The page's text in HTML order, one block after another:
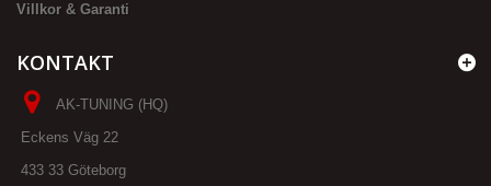
Villkor & Garanti
KONTAKT
AK-TUNING (HQ)
Eckens Väg 22
433 33 Göteborg